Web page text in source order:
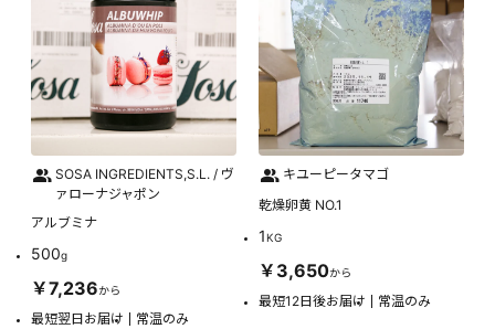
SOSA INGREDIENTS,S.L. / ヴ
ァローナジャポン
アルブミナ
500g
￥7,236から
最短翌日お届け 常温のみ
キユーピータマゴ
乾燥卵黄 NO.1
1KG
￥3,650から
最短12日後お届け 常温のみ